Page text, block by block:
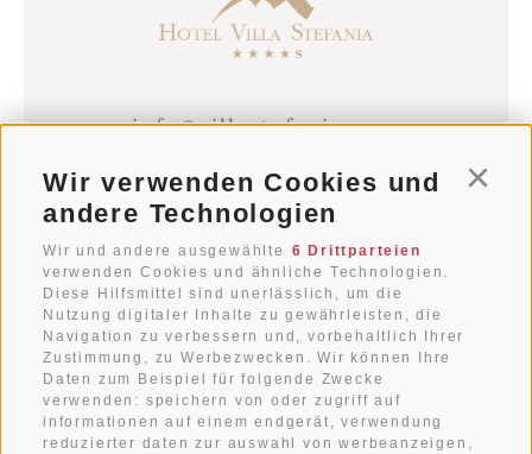
Wir verwenden Cookies und
andere Technologien
Wir und andere ausgewählte 6 Drittparteien
verwenden Cookies und ähnliche Technologien.
Diese Hilfsmittel sind unerlässlich, um die
Nutzung digitaler Inhalte zu gewährleisten, die
Navigation zu verbessern und, vorbehaltlich Ihrer
Zustimmung, zu Werbezwecken. Wir können Ihre
Daten zum Beispiel für folgende Zwecke
verwenden: speichern von oder zugriff auf
informationen auf einem endgerät, verwendung
reduzierter daten zur auswahl von werbeanzeigen,
info@villastefania.com
T+39 0474 91 35 88
An der Botenbrücke 1
I-39038 Innichen
Südtirol . Dolomiten
WETTER